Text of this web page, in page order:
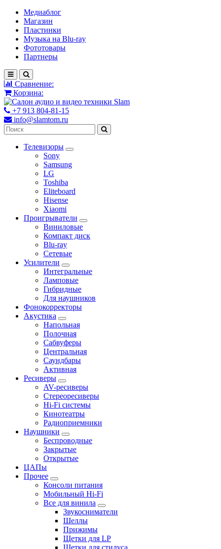
Медиаблог
Магазин
Пластинки
Музыка на Blu-ray
Фототовары
Партнеры
Сравнение:
Корзина:
+7 913 804-81-15
info@slamtom.ru
Телевизоры
Sony
Samsung
LG
Toshiba
Eliteboard
Hisense
Xiaomi
Проигрыватели
Виниловые
Компакт диск
Blu-ray
Сетевые
Усилители
Интегральные
Ламповые
Гибридные
Для наушников
Фонокорректоры
Акустика
Напольная
Полочная
Сабвуферы
Центральная
Саундбары
Активная
Ресиверы
AV-ресиверы
Стереоресиверы
Hi-Fi системы
Кинотеатры
Радиоприемники
Наушники
Беспроводные
Закрытые
Открытые
ЦАПы
Прочее
Консоли питания
Мобильный Hi-Fi
Все для винила
Звукосниматели
Шеллы
Прижимы
Щетки для LP
Щетки для стилуса